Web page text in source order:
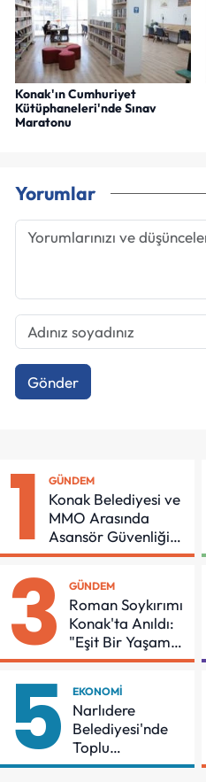
Konak'ın Cumhuriyet
Kütüphaneleri'nde Sınav
Maratonu
Yorumlar
Gönder
1 GÜNDEM
Konak Belediyesi ve
MMO Arasında
Asansör Güvenliği
İçin Önemli Protokol
3 GÜNDEM
Roman Soykırımı
Konak'ta Anıldı:
"Eşit Bir Yaşam
İçin Mücadeleyi
5 EKONOMI
Narlıdere
Belediyesi'nde
Toplu
Sözleşmeye